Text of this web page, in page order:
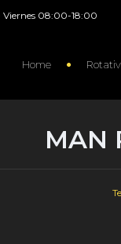
Viernes 08:00-18:00
Home
MAN